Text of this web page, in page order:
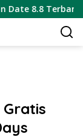
8.8 Terbaru 8
Gratis